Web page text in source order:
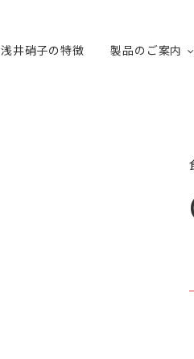
浅井硝子の特徴 製品のご案内